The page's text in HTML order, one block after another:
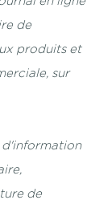
de
produits et
sur
d'information
de